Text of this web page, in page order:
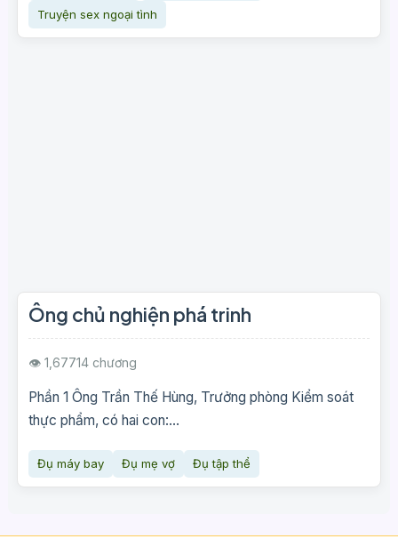
Truyện sex ngoại tình
Ông chủ nghiện phá trinh
👁 1,67714 chương
Phần 1 Ông Trần Thế Hùng, Trưởng phòng Kiểm soát
thực phẩm, có hai con:...
Đụ máy bay Đụ mẹ vợ Đụ tập thể